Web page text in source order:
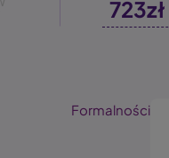
723zł
Formalności